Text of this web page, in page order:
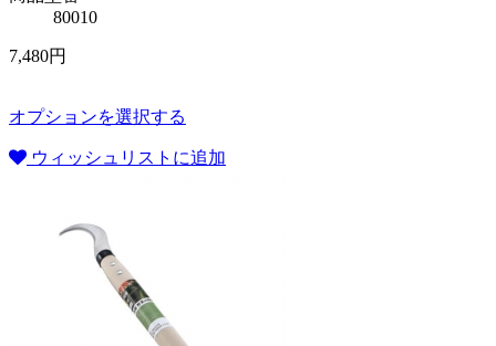
80010
7,480円
オプションを選択する
ウィッシュリストに追加